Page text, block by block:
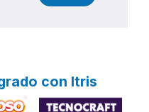
con Itris